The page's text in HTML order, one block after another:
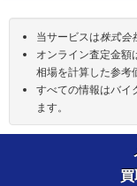
当サービスは株式会
オンライン査定金額
相場を計算した参考
すべての情報はバイ
ます。